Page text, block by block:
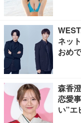
ネッ
おめ
森香
恋愛
い”エ